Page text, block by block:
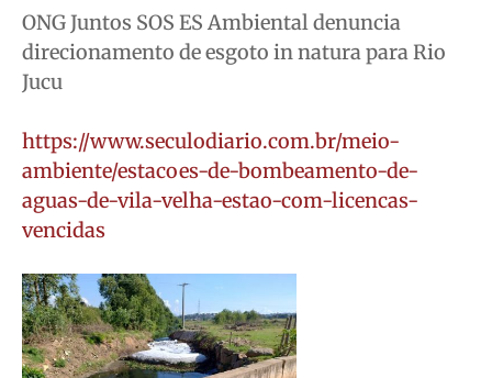
ONG Juntos SOS ES Ambiental denuncia
direcionamento de esgoto in natura para Rio
Jucu
https://www.seculodiario.com.br/meio-
ambiente/estacoes-de-bombeamento-de-
aguas-de-vila-velha-estao-com-licencas-
vencidas